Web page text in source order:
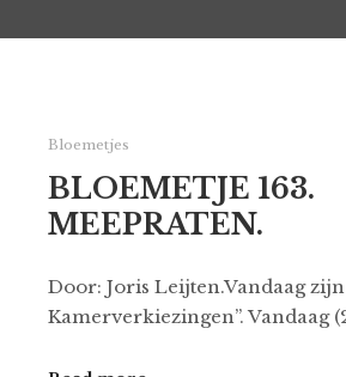
Bloemetjes
BLOEMETJE 163.
MEEPRATEN.
Door: Joris Leijten.Vandaag
Kamerverkiezingen”. Vandaag